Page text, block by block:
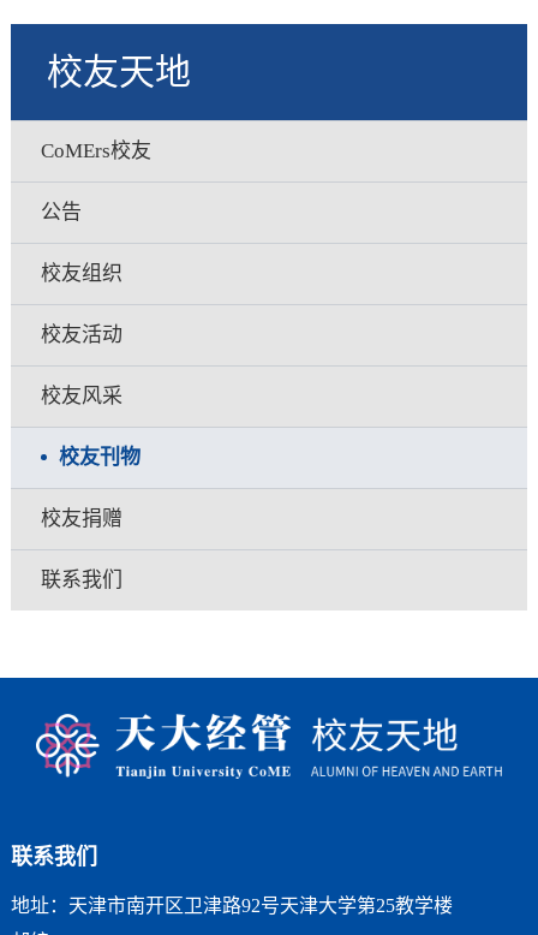
校友天地
CoMErs校友
公告
校友组织
校友活动
校友风采
校友刊物
校友捐赠
联系我们
联系我们
地址：天津市南开区卫津路92号天津大学第25教学楼